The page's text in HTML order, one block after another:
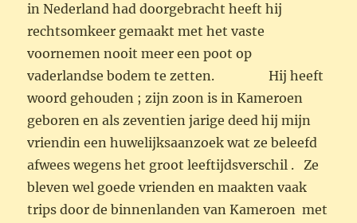
in Nederland had doorgebracht heeft hij
rechtsomkeer gemaakt met het vaste
voornemen nooit meer een poot op
vaderlandse bodem te zetten. Hij heeft
woord gehouden ; zijn zoon is in Kameroen
geboren en als zeventien jarige deed hij mijn
vriendin een huwelijksaanzoek wat ze beleefd
afwees wegens het groot leeftijdsverschil . Ze
bleven wel goede vrienden en maakten vaak
trips door de binnenlanden van Kameroen met